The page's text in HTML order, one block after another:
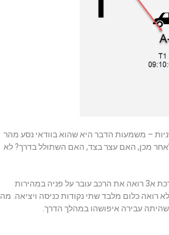
זאת, אם יחצה את קו הסיום של הקטע בפחות מ- 40 שניות – משמעות הדבר היא שהוא בוודאי נסע מהר
מכן, האם עצר בצד, האם השתולל בדרך? לא
ההבדל בין שתי שיטות המדידה הוא מהותי: במצב הנוכחי מערכת א3 רואה את הרכב עובר על פניה במהירות
כלום מלבד שתי נקודות כניסה ויציאה. מה
עבירה איפושהו במהלך הדרך.